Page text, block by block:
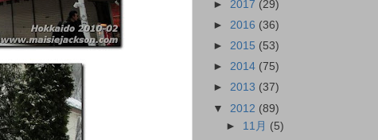
► 2017 (29)
► 2016 (36)
► 2015 (53)
► 2014 (75)
► 2013 (37)
▼ 2012 (89)
► 11月 (5)